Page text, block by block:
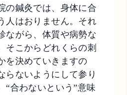
の鍼灸では、身体に合
人はおりません。それ
ながら、体質や病勢な
そこからどれくらの刺
を決めていきますの
らないようにして参り
“合わないという”意味